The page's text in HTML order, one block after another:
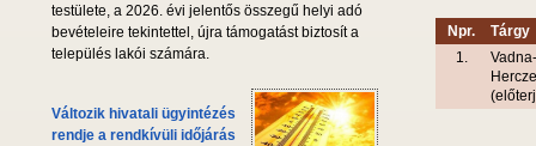
testülete, a 2026. évi jelentős összegű helyi adó
bevételeire tekintettel, újra támogatást biztosít a
település lakói számára.
Változik hivatali ügyintézés
rendje a rendkívüli időjárás
Npr.
Tárgy
1.